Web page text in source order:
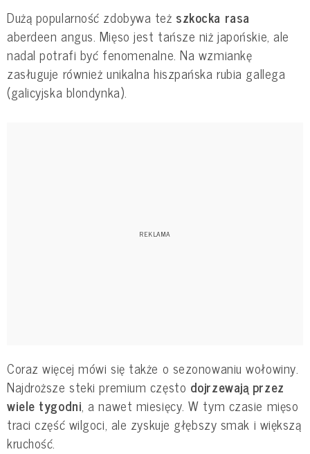
Dużą popularność zdobywa też szkocka rasa
aberdeen angus. Mięso jest tańsze niż japońskie, ale
nadal potrafi być fenomenalne. Na wzmiankę
zasługuje również unikalna hiszpańska rubia gallega
(galicyjska blondynka).
Coraz więcej mówi się także o sezonowaniu wołowiny.
Najdroższe steki premium często dojrzewają przez
wiele tygodni, a nawet miesięcy. W tym czasie mięso
traci część wilgoci, ale zyskuje głębszy smak i większą
kruchość.